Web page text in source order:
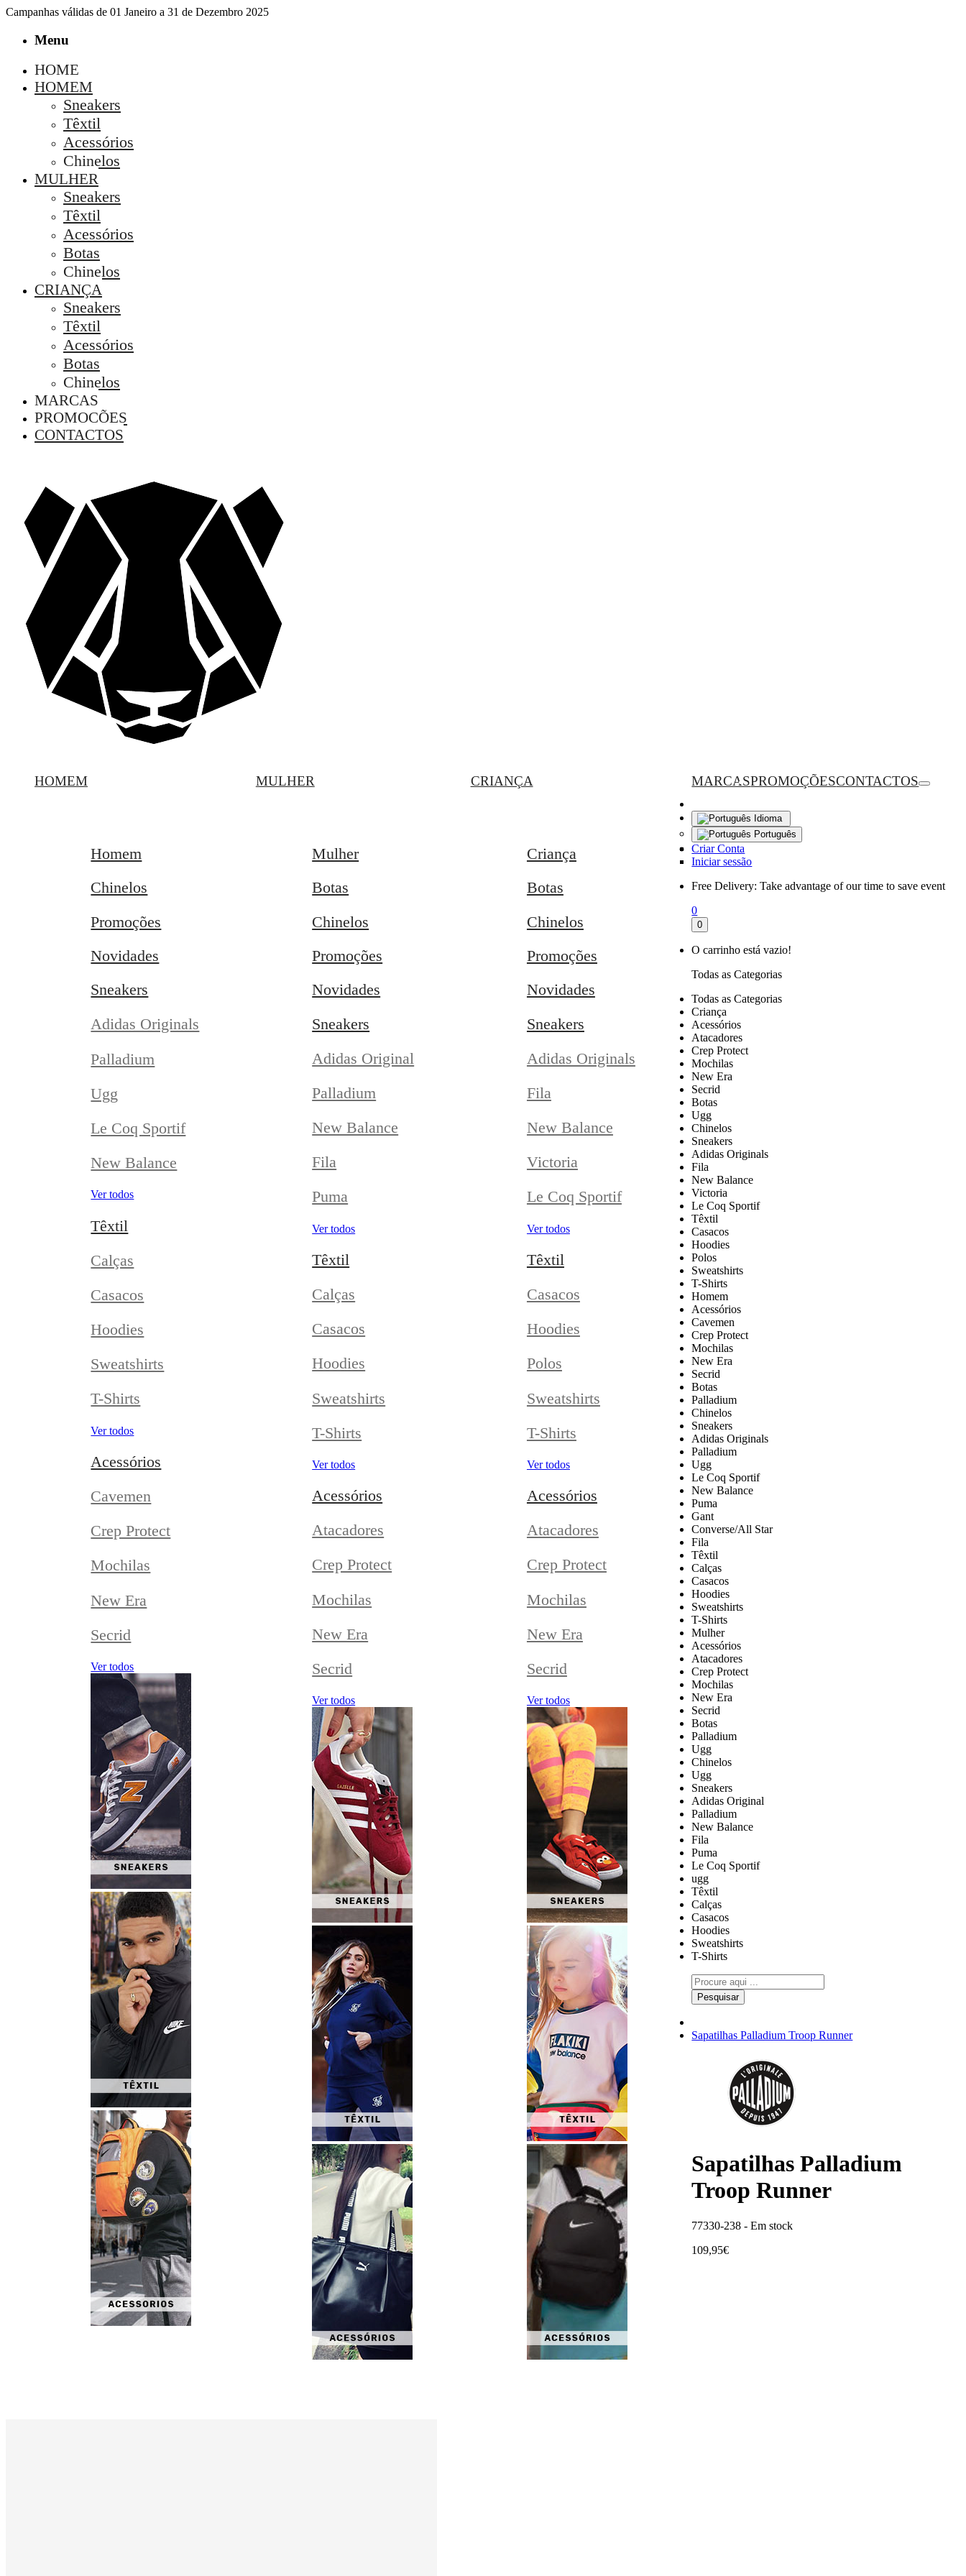
Campanhas válidas de 01 Janeiro a 31 de Dezembro 2025
Menu
HOME
HOMEM
Sneakers
Têxtil
Acessórios
Chinelos
MULHER
Sneakers
Têxtil
Acessórios
Botas
Chinelos
CRIANÇA
Sneakers
Têxtil
Acessórios
Botas
Chinelos
MARCAS
PROMOÇÕES
CONTACTOS
HOMEM
Homem
Chinelos
Promoções
Novidades
Sneakers
Adidas Originals
Palladium
Ugg
Le Coq Sportif
New Balance
Ver todos
Têxtil
Calças
Casacos
Hoodies
Sweatshirts
T-Shirts
Ver todos
Acessórios
Cavemen
Crep Protect
Mochilas
New Era
Secrid
Ver todos
MULHER
Mulher
Botas
Chinelos
Promoções
Novidades
Sneakers
Adidas Original
Palladium
New Balance
Fila
Puma
Ver todos
Têxtil
Calças
Casacos
Hoodies
Sweatshirts
T-Shirts
Ver todos
Acessórios
Atacadores
Crep Protect
Mochilas
New Era
Secrid
Ver todos
CRIANÇA
Criança
Botas
Chinelos
Promoções
Novidades
Sneakers
Adidas Originals
Fila
New Balance
Victoria
Le Coq Sportif
Ver todos
Têxtil
Casacos
Hoodies
Polos
Sweatshirts
T-Shirts
Ver todos
Acessórios
Atacadores
Crep Protect
Mochilas
New Era
Secrid
Ver todos
MARCASPROMOÇÕESCONTACTOS
Idioma
Português
Criar Conta
Iniciar sessão
Free Delivery: Take advantage of our time to save event
0
0
O carrinho está vazio!
Todas as Categorias
Todas as Categorias
Criança
Acessórios
Atacadores
Crep Protect
Mochilas
New Era
Secrid
Botas
Ugg
Chinelos
Sneakers
Adidas Originals
Fila
New Balance
Victoria
Le Coq Sportif
Têxtil
Casacos
Hoodies
Polos
Sweatshirts
T-Shirts
Homem
Acessórios
Cavemen
Crep Protect
Mochilas
New Era
Secrid
Botas
Palladium
Chinelos
Sneakers
Adidas Originals
Palladium
Ugg
Le Coq Sportif
New Balance
Puma
Gant
Converse/All Star
Fila
Têxtil
Calças
Casacos
Hoodies
Sweatshirts
T-Shirts
Mulher
Acessórios
Atacadores
Crep Protect
Mochilas
New Era
Secrid
Botas
Palladium
Ugg
Chinelos
Ugg
Sneakers
Adidas Original
Palladium
New Balance
Fila
Puma
Le Coq Sportif
ugg
Têxtil
Calças
Casacos
Hoodies
Sweatshirts
T-Shirts
Pesquisar
Sapatilhas Palladium Troop Runner
Sapatilhas Palladium
Troop Runner
77330-238 -Em stock
109,95€